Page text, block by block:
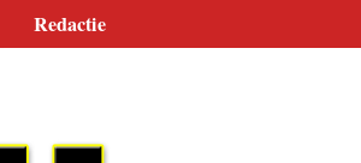
Redactie